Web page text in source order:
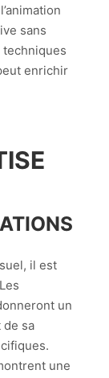
sans
enrichir
il est
un
de sa
une